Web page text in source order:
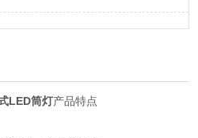
LED筒灯产品特点